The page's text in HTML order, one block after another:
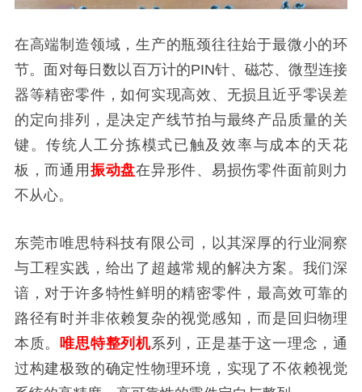
在高端制造领域，生产的瓶颈往往始于最微小的环
节。面对每日数以百万计的PIN针、磁芯、微型连接
器等精密零件，如何实现高效、无损且近乎零误差
的定向排列，是决定产线节拍与最终产品质量的关
键。传统人工分拣模式已触及效率与成本的天花
板，而通用 振动盘在异形件、易损伤零件面前则力
不从心。
东莞市唯思特科技有限公司，以其深厚的行业洞察
与工程实践，给出了超越常规的解决方案。我们深
谙，对于许多特性鲜明的精密零件，最高效可靠的
路径有时并非依赖复杂的视觉感知，而是回归物理
本质。 唯思特整列机系列，正是基于这一理念，通
过构建极致的确定性物理环境，实现了不依赖视觉